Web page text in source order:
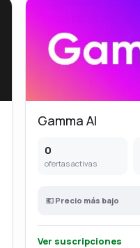
Gamma AI
0
ofertas activas
💶 Precio más bajo
Ver suscripciones